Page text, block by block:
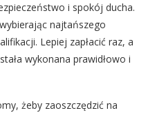
i spokój ducha.
najtańszego
Lepiej zapłacić raz, a
wykonana prawidłowo i
żeby zaoszczędzić na